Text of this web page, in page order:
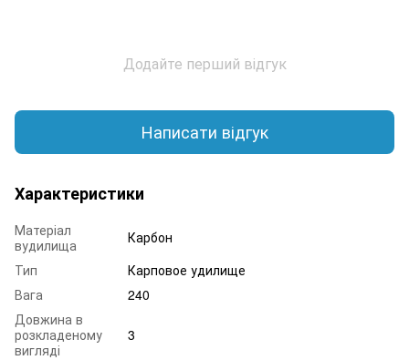
Додайте перший відгук
Написати відгук
Характеристики
Матеріал
вудилища
Карбон
Тип
Карповое удилище
Вага
240
Довжина в
розкладеному
вигляді
3